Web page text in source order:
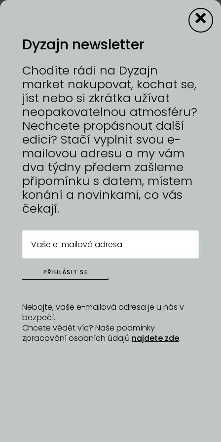
LesLien
12—13/9/2026 | VÝSTAVIŠTĚ PRAHA, HOLEŠOVICE
Minimalistické, ručně vyráběné šperky, které
nejsou jen ozdobou, ale stanou se i Vaší
součástí.
ZPĚT NA
DYZAJNÉRY
Dyzajn newsletter
Chodíte rádi na Dyzajn
market nakupovat, kochat se,
jíst nebo si zkrátka užívat
neopakovatelnou atmosféru?
Nechcete propásnout další
edici? Stačí vyplnit svou e-
mailovou adresu a my vám
dva týdny předem zašleme
připomínku s datem, místem
konání a novinkami, co vás
čekají.
PŘIHLÁSIT SE
Nebojte, vaše e-mailová adresa je u nás v
bezpečí.
Chcete vědět víc? Naše podmínky
zpracování osobních údajů najdete zde.
×